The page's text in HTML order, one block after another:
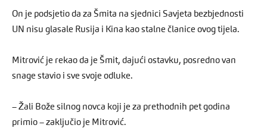
On je podsjetio da za Šmita na sjednici Savjeta bezbjednosti
UN nisu glasale Rusija i Kina kao stalne članice ovog tijela.
Mitrović je rekao da je Šmit, dajući ostavku, posredno van
snage stavio i sve svoje odluke.
– Žali Bože silnog novca koji je za prethodnih pet godina
primio – zaključio je Mitrović.